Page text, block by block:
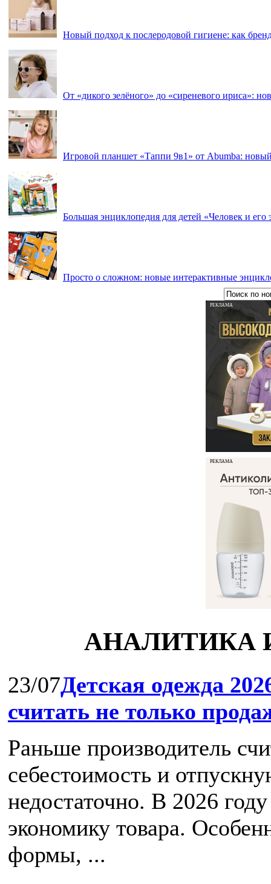
Новый подход к послеродовой гигиене: как
От «дикого зелёного» до «сиреневого ириса»:
Игровой планшет «Таппи 9в1» от Abumba:
Большая энциклопедия для детей «Человек и
Просто о сложном: новые интерактивные
РЕКЛАМА
РЕКЛАМА
АНАЛИТИКА
23/07Детская одежда
считать не только
Раньше производитель
себестоимость и
недостаточно. В 2026
экономику товара.
формы, ...